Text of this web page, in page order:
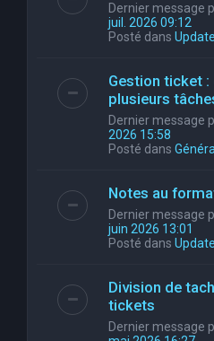
Dernier message
juil. 2026 09:12
Posté dans
Gestion ticket
plusieurs
Dernier message
2026 15:58
Posté dans
Notes au
Dernier message
juin 2026 13:01
Posté dans
Division de
tickets
Dernier message